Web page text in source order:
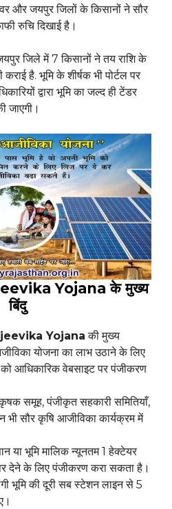
और जयपुर जिलों के किसानों ने सौर
रुचि दिखाई है।
जिले में 7 किसानों ने तय राशि के
है. भूमि के शीर्षक भी पोर्टल पर
द्वारा भूमि का जल्द ही टेंडर
जाएगी।
Yojana के मुख्य
बिंदु
Yojana की मुख्य
योजना का लाभ उठाने के लिए
को आधिकारिक वेबसाइट पर पंजीकरण
समूह, पंजीकृत सहकारी समितियाँ,
सौर कृषि आजीविका कार्यक्रम में
या भूमि मालिक न्यूनतम 1 हेक्टेयर
देने के लिए पंजीकरण करा सकता है।
भूमि की दूरी सब स्टेशन लाइन से 5